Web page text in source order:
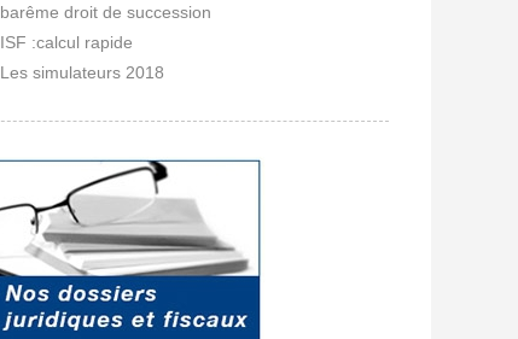
barême droit de succession
ISF :calcul rapide
Les simulateurs 2018